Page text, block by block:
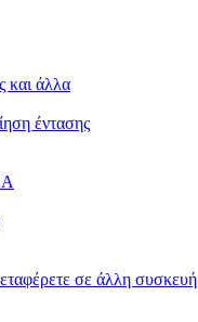
και άλλα
έντασης
σε άλλη συσκευή